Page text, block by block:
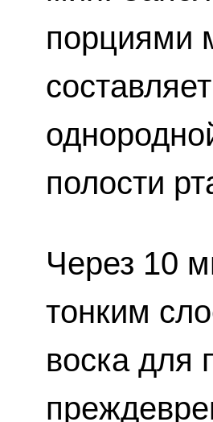
порциями
полости
Через 10
тонким
воска для